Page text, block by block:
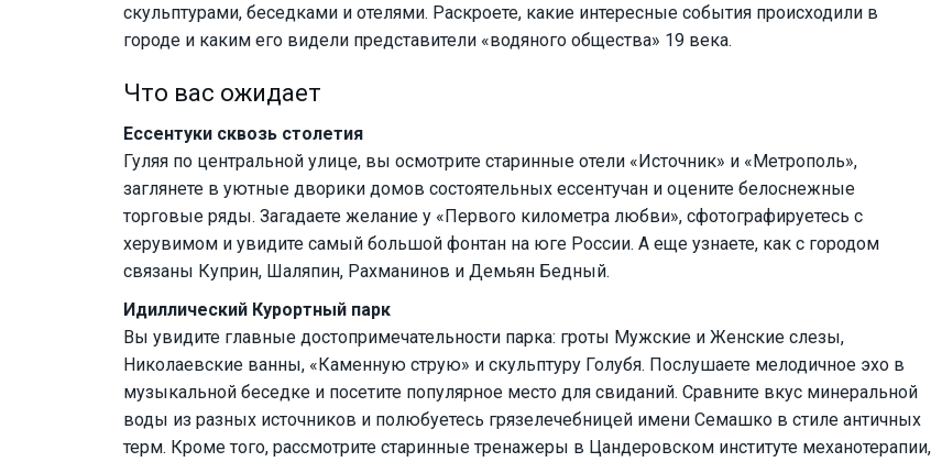
скульптурами, беседками и отелями. Раскроете, какие интересные события происходили в
городе и каким его видели представители «водяного общества» 19 века.
Что вас ожидает
Ессентуки сквозь столетия
Гуляя по центральной улице, вы осмотрите старинные отели «Источник» и «Метрополь»,
заглянете в уютные дворики домов состоятельных ессентучан и оцените белоснежные
торговые ряды. Загадаете желание у «Первого километра любви», сфотографируетесь с
херувимом и увидите самый большой фонтан на юге России. А еще узнаете, как с городом
связаны Куприн, Шаляпин, Рахманинов и Демьян Бедный.
Идиллический Курортный парк
Вы увидите главные достопримечательности парка: гроты Мужские и Женские слезы,
Николаевские ванны, «Каменную струю» и скульптуру Голубя. Послушаете мелодичное эхо в
музыкальной беседке и посетите популярное место для свиданий. Сравните вкус минеральной
воды из разных источников и полюбуетесь грязелечебницей имени Семашко в стиле античных
терм. Кроме того, рассмотрите старинные тренажеры в Цандеровском институте механотерапии,